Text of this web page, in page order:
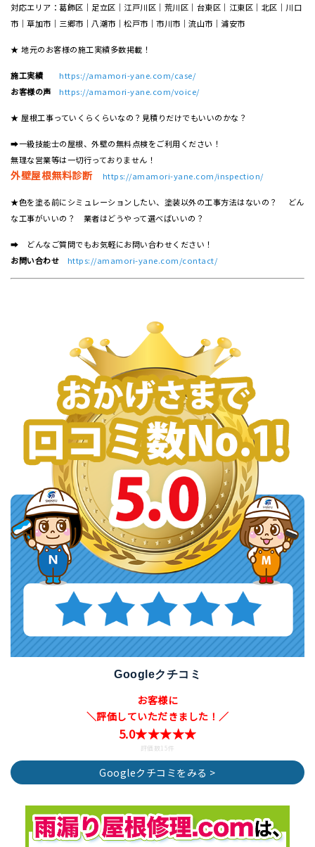
対応エリア：葛飾区｜足立区｜江戸川区｜荒川区｜台東区｜江東区｜北区｜川口
市｜草加市｜三郷市｜八潮市｜松⼾市｜市川市｜流⼭市｜浦安市
★ 地元のお客様の施工実績多数掲載！
施工実績
https://amamori-yane.com/case/
お客様の声
https://amamori-yane.com/voice/
★ 屋根工事っていくらくらいなの？見積りだけでもいいのかな？
➡一級技能士の屋根、外壁の無料点検をご利用ください！
無理な営業等は一切行っておりません！
外壁屋根無料診断 https://amamori-yane.com/inspection/
★色を塗る前にシミュレーションしたい、塗装以外の工事方法はないの？ どん
な工事がいいの？ 業者はどうやって選べばいいの？
➡ どんなご質問でもお気軽にお問い合わせください！
お問い合わせ
https://amamori-yane.com/contact/
Googleクチコミ
お客様に
＼評価していただきました！／
5.0★★★★★
評価数15件
Googleクチコミをみる >